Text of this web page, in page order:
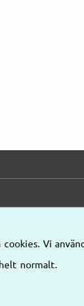
Vi
normalt.